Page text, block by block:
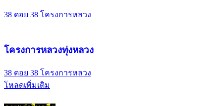
38 ดอย 38 โครงการหลวง
โครงการหลวงทุ่งหลวง
38 ดอย 38 โครงการหลวง
โหลดเพิ่มเติม